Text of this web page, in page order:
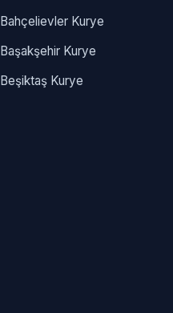
Bahçelievler Kurye
Başakşehir Kurye
Beşiktaş Kurye